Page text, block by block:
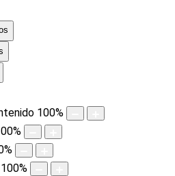
100%
%
%
100%